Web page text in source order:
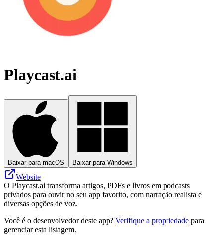
Playcast.ai
Baixar para macOS Baixar para Windows
Website
O Playcast.ai transforma artigos, PDFs e livros em podcasts
privados para ouvir no seu app favorito, com narração realista e
diversas opções de voz.
Você é o desenvolvedor deste app? Verifique a propriedade para
gerenciar esta listagem.